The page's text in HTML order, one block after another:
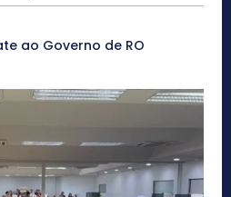
ao Governo de RO